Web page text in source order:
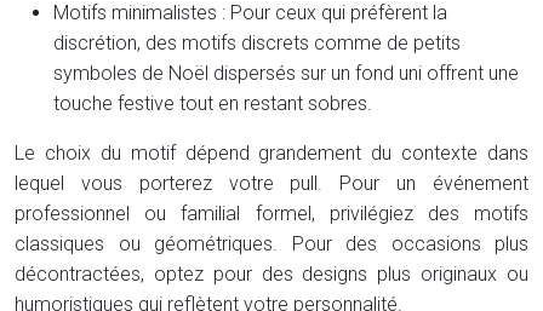
Motifs minimalistes : Pour ceux qui préfèrent la
discrétion, des motifs discrets comme de petits
symboles de Noël dispersés sur un fond uni offrent une
touche festive tout en restant sobres.
Le choix du motif dépend grandement du contexte dans
lequel vous porterez votre pull. Pour un événement
professionnel ou familial formel, privilégiez des motifs
classiques ou géométriques. Pour des occasions plus
décontractées, optez pour des designs plus originaux ou
humoristiques qui reflètent votre personnalité.